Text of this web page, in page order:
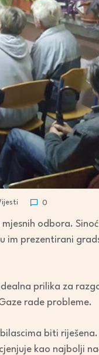
0
odbora.
im prezentirani
prilika za
rade probleme.
biti
kao najbolji